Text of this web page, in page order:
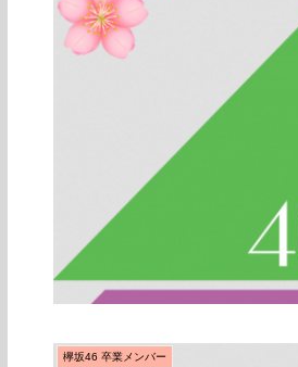
欅坂46 卒業メンバー